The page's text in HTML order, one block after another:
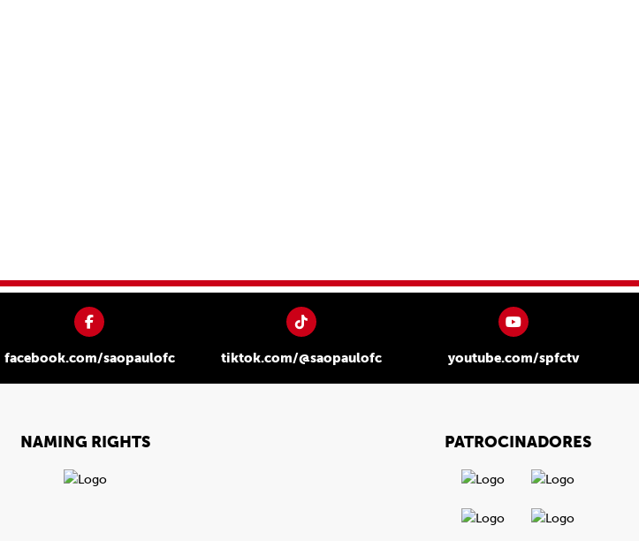
facebook.com/saopaulofc tiktok.com/@saopaulofc youtube.com/spfctv
NAMING RIGHTS PATROCINADORES